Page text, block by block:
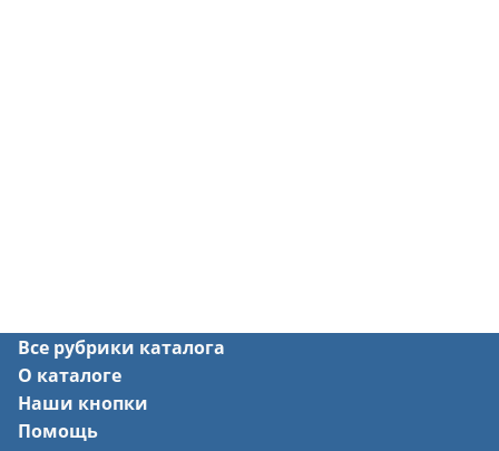
Все рубрики каталога
О каталоге
Наши кнопки
Помощь